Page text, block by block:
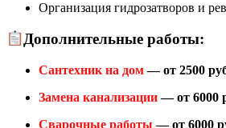
Организация гидрозатворов и
Дополнительные работы:
Сантехник на дом— от 2500
Замена канализации— от 6000
Сварочные работы — от 6000